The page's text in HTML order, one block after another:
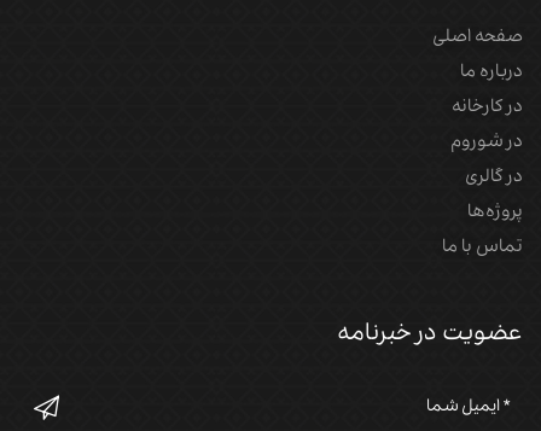
صفحه اصلی
درباره ما
در کارخانه
در شوروم
در گالری
پروژه‌‌ها
تماس با ما
عضویت در خبرنامه